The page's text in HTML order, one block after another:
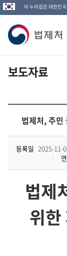
이 누리집은 대한민
법
제
처
고
보도자료
법제처, 주민
등록일 2025-11-
법제
위한